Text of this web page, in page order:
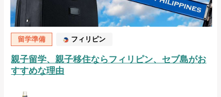
留学準備 フィリピン
親子留学、親子移住ならフィリピン、セブ島がお
すすめな理由